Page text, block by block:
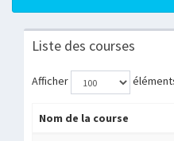
Liste des courses
Afficher
Nom de la course